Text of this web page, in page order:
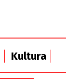
Kultura